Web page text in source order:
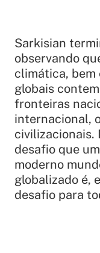
Sarkisian
observando
climática, bem
globais
fronteiras
internacional,
civilizacionais.
desafio que
moderno
globalizado é,
desafio para